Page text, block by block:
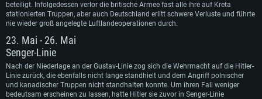
Festplatte: 60,2 GB (Full Client)
beteiligt. Infolgedessen verlor die britische Armee fast alle ihre auf Kreta
stationierten Truppen, aber auch Deutschland erlitt schwere Verluste und führte
nie wieder groß angelegte Luftlandeoperationen durch.
23. Mai - 26. Mai
Senger-Linie
Nach der Niederlage an der Gustav-Linie zog sich die Wehrmacht auf die Hitler-
Linie zurück, die ebenfalls nicht lange standhielt und dem Angriff polnischer
und kanadischer Truppen nicht standhalten konnte. Um ihren Fall weniger
bedeutsam erscheinen zu lassen, hatte Hitler sie zuvor in Senger-Linie